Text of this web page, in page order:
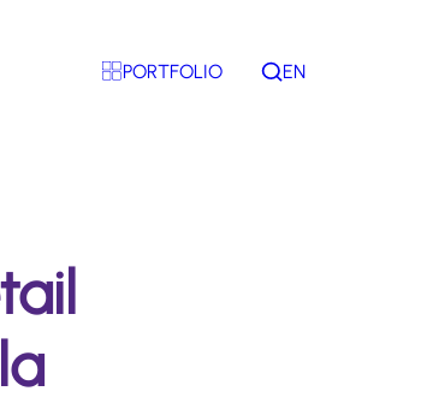
PORTFOLIO Rechercher
EN